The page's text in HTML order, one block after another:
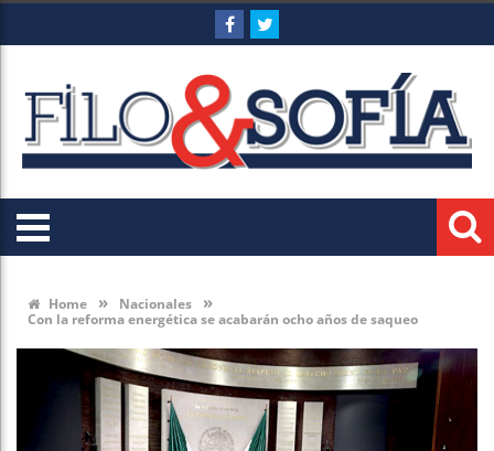
Home » Nacionales »
Con la reforma energética se acabarán ocho años de saqueo